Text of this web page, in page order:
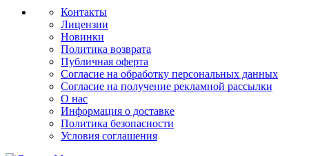
Контакты
Лицензии
Новинки
Политика возврата
Публичная оферта
Согласие на обработку персональных данных
Согласие на получение рекламной рассылки
О нас
Информация о доставке
Политика безопасности
Условия соглашения